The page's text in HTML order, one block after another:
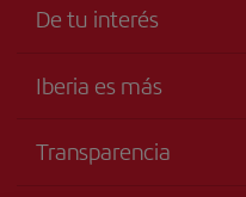
De tu interés
Accesibilidad
Iberia es más
Grupo Iberia
Transparencia